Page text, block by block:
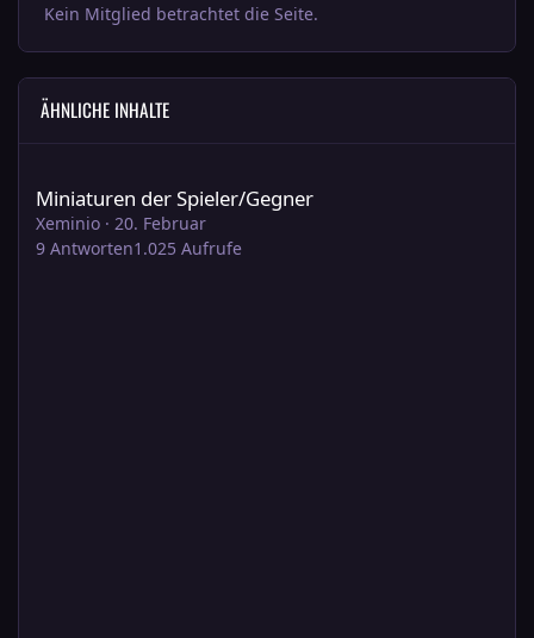
Kein Mitglied betrachtet die Seite.
ÄHNLICHE INHALTE
Miniaturen der Spieler/Gegner
Xeminio · 20. Februar
9 Antworten1.025 Aufrufe